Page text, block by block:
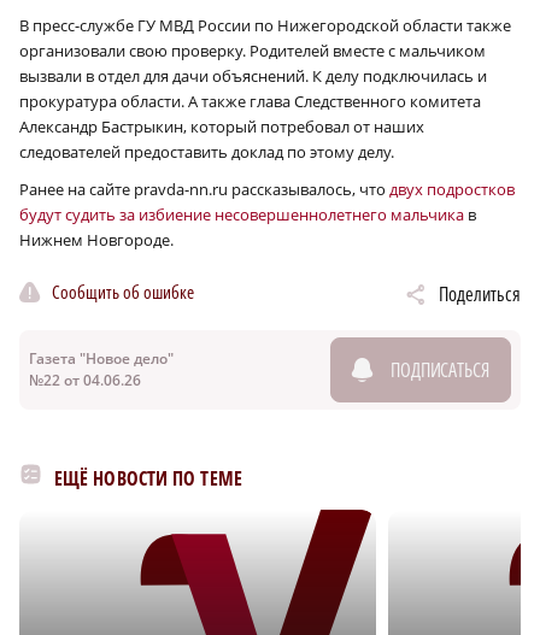
В пресс-службе ГУ МВД России по Нижегородской области также
организовали свою проверку. Родителей вместе с мальчиком
вызвали в отдел для дачи объяснений. К делу подключилась и
прокуратура области. А также глава Следственного комитета
Александр Бастрыкин, который потребовал от наших
следователей предоставить доклад по этому делу.
Ранее на сайте pravda-nn.ru рассказывалось, что двух подростков
будут судить за избиение несовершеннолетнего мальчика в
Нижнем Новгороде.
Сообщить об ошибке Поделиться
Газета "Новое дело"
№22 от 04.06.26
ПОДПИСАТЬСЯ
ЕЩЁ НОВОСТИ ПО ТЕМЕ